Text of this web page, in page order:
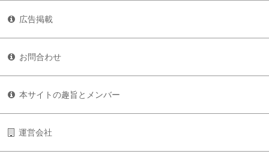
広告掲載
お問合わせ
本サイトの趣旨とメンバー
運営会社